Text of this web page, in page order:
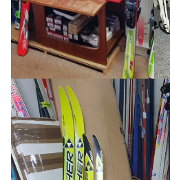
Impressum